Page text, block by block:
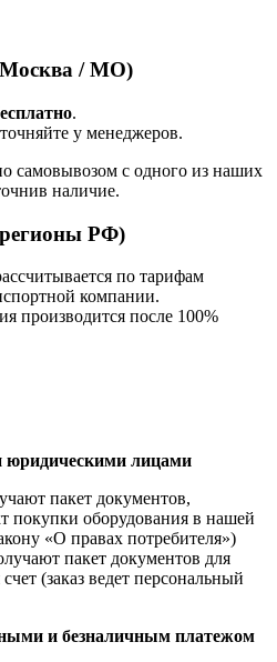
/ МО)
.
у менеджеров.
самовывозом с одного из наших
наличие.
РФ)
по тарифам
компании.
производится после 100%
юридическими лицами
пакет документов,
покупки оборудования в нашей
«О правах потребителя»)
пакет документов для
(заказ ведет персональный
и безналичным платежом